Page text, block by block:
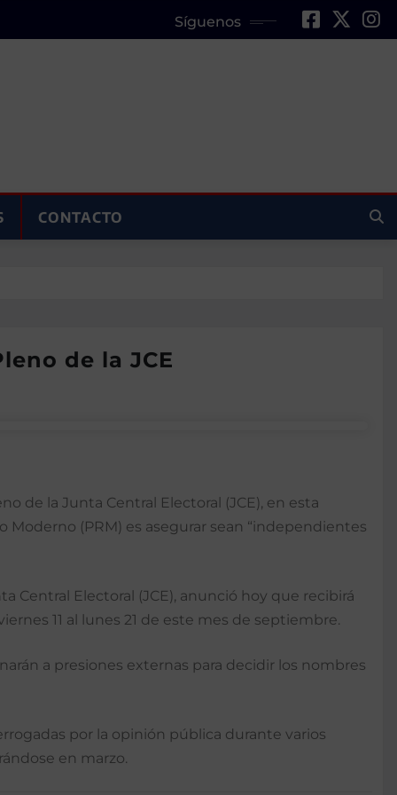
Síguenos
CONTACTO
de la JCE
de la Junta Central Electoral (JCE), en esta
(PRM) es asegurar sean “independientes
Central Electoral (JCE), anunció hoy que recibirá
11 al lunes 21 de este mes de septiembre.
a presiones externas para decidir los nombres
por la opinión pública durante varios
en marzo.